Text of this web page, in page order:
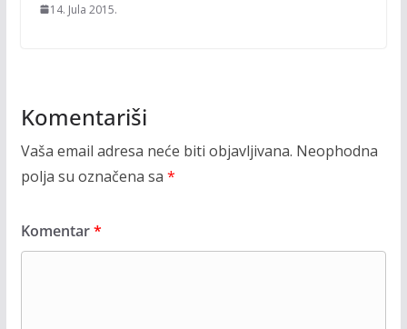
14. Jula 2015.
Komentariši
Vaša email adresa neće biti objavljivana. Neophodna
polja su označena sa *
Komentar*